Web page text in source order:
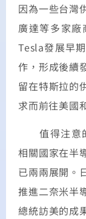
因為一些台灣
廣達等多家廠
Tesla發展早
作，形成後續
留在特斯拉的
求而前往美國
值得注意的
相關國家在半
已兩兩展開。
推進二奈米半
總統訪美的成